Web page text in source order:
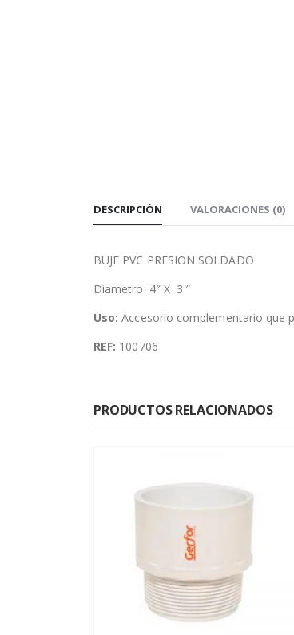
DESCRIPCIÓN VALORACIONES (0)
BUJE PVC PRESION SOLDADO
Diametro: 4″ X 3 ”
Uso:Accesorio complementario que
REF: 100706
PRODUCTOS RELACIONADOS